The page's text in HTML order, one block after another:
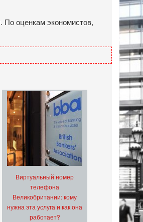
По оценкам экономистов,
Виртуальный номер
телефона
Великобритании: кому
нужна эта услуга и как она
работает?